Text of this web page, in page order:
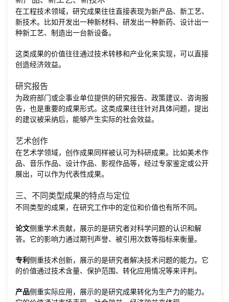
在工程技术领域，研究成果往往直接表现为新产品、新工艺、
新技术。比如开发出一种新材料、研发出一种新药、设计出一
种新工艺、制造出一台新设备。
这类成果的价值往往通过技术转移和产业化来实现，可以直接
创造经济效益。
研究报告
为政府部门或企事业单位提供的研究报告、政策建议、咨询报
告，也是重要的成果形式。这类成果往往针对具体问题，提出
的建议被采纳后，能够产生实际的社会效益。
艺术创作
在艺术学领域，创作成果同样被认可为科研成果。比如美术作
品、音乐作品、设计作品、影视作品等，经过专家鉴定或公开
展出，可以作为代表性成果。
三、不同类型成果的特点与定位
不同类型的成果，在研究工作中的定位和价值也有所不同。
论文侧重学术贡献，展示的是研究者对科学问题的认识和解
答。它的影响力通过期刊声誉、被引用次数等指标来衡量。
专利 侧重技术创新，展示的是研究者解决技术问题的能力。它
的价值通过技术含量、保护范围、转化应用情况等来评判。
产品侧重实际应用，展示的是研究成果转化为生产力的能力。